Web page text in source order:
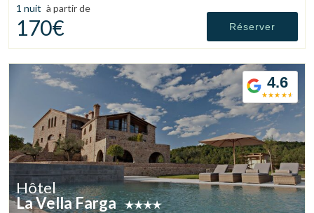
avec le design et l'atmosphère minimaliste et élégante du
style japonais.
1 nuit à partir de
170€ Réserver
4.6
Hôtel
La Vella Farga